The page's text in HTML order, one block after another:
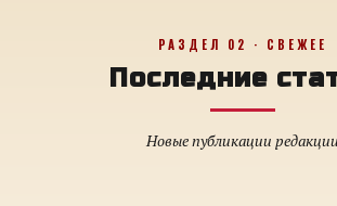
РАЗДЕЛ 02 · СВЕЖЕЕ
Последние
Новые публикации редакции